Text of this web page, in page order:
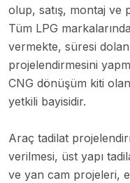
olup, satış, montaj ve
Tüm LPG
vermekte, süresi
projelendirmesini
CNG dönüşüm kiti
yetkili bayisidir.
Araç tadilat
verilmesi, üst yapı
ve yan cam projeleri,